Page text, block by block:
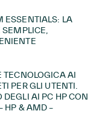
ESSENTIALS: LA
TECNOLOGICA AI
PER GLI UTENTI.
AI PC HP CON
HP & AMD –